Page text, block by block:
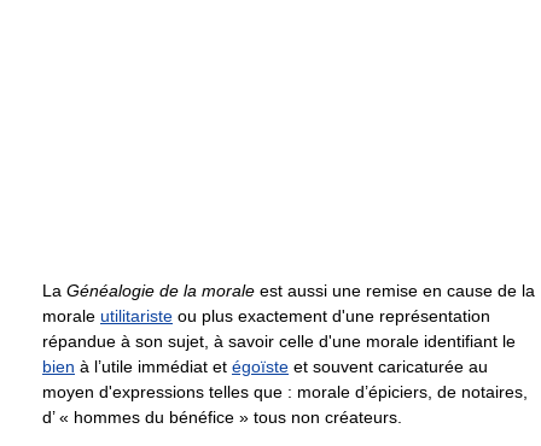
La Généalogie de la morale est aussi une remise en cause de la
morale utilitariste ou plus exactement d'une représentation
répandue à son sujet, à savoir celle d'une morale identifiant le
bien à l’utile immédiat et égoïste et souvent caricaturée au
moyen d'expressions telles que : morale d’épiciers, de notaires,
d’ « hommes du bénéfice » tous non créateurs.